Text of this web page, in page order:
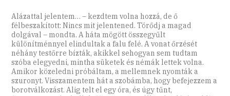
Alázattal jelentem… – kezdtem volna hozzá, de ő
félbeszakított: Nincs mit jelentened. Törődj a magad
dolgával – mondta. A háta mögött összegyűlt
különítménnyel elindultak a falu felé. A vonat őrzését
néhány testőrre bízták, akikkel sehogyan sem tudtam
szóba elegyedni, mintha süketek és némák lettek volna.
Amikor közeledni próbáltam, a mellemnek nyomták a
szuronyt. Visszamentem hát a szobámba, hogy befejezzem a
borotválkozást. Alig telt el egy óra, és úgy tűnt,